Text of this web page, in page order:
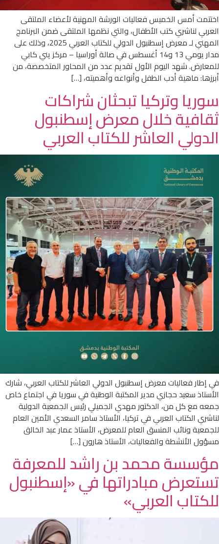
اختتمت أمس الخميس فعاليات الورشة المهنية لأعضاء الملتقى
العربي لناشري كتب الأطفال، والتي نظمها الملتقى ضمن البرنامج
المهني لـ معرض إسطنبول الدولي للكتاب العربي 2025، وذلك على
مدار يومي 13 و14 أغسطس في صالة أوراسيا – مركز يني كابي
للمعارض. شهد اليوم الأول تقديم عدد من المحاور المتخصصة، من
أبرزها: ماهية أدب الطفل وأنواعه وأهميته، […]
سوريا وتركيا تبحثان شراكات
ثقافية خلال معرض إسطنبول
الدولي العاشر للكتاب العربي
في إطار فعاليات معرض إسطنبول الدولي العاشر للكتاب العربي، شارك
الأستاذ سعيد حجازي مدير المكتبة الوطنية في سوريا في اجتماع خاص
جمعه مع كل من، الدكتور مهدي الجميلي رئيس الجمعية الدولية
لناشري الكتاب العربي في تركيا، الأستاذ سامر السعدي الأمين العام
للجمعية ونائب المنسق العام للمعرض، الأستاذ عمار عبد الخالق
مسؤول الأنشطة والفعاليات، الأستاذ هارون […]
مؤسسة محمد بن راشد للمعرفة
تستعرض مبادراتها في «إسطنبول
للكتاب العربي»